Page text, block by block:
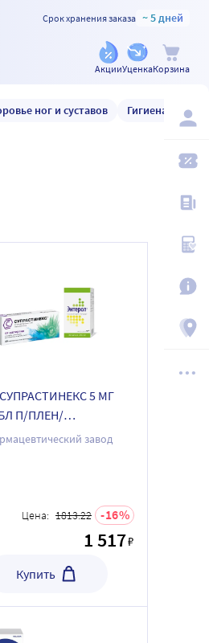
Срок хранения заказа ~ 5 дней
АкцииУценкаКорзина
ног и суставов Гигиена и уход
5 МГ
П/ПЛЕН/
250 мг 30
капсулы по
завод
Цена: 1813.22 16
1 517₽
Купить